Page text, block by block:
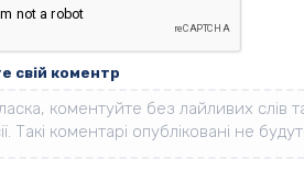
свій коментр